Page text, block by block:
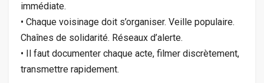
immédiate.
• Chaque voisinage doit s’organiser. Veille populaire.
Chaînes de solidarité. Réseaux d’alerte.
• Il faut documenter chaque acte, filmer discrètement,
transmettre rapidement.